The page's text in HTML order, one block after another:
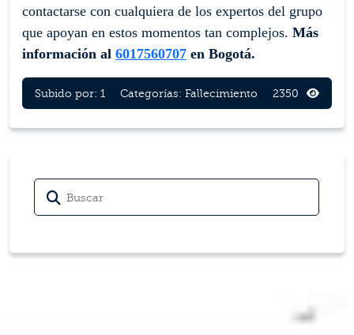
contactarse con cualquiera de los expertos del grupo
que apoyan en estos momentos tan complejos. Más
información al 6017560707 en Bogotá.
Subido por: 1 Categorías: Fallecimiento 2350